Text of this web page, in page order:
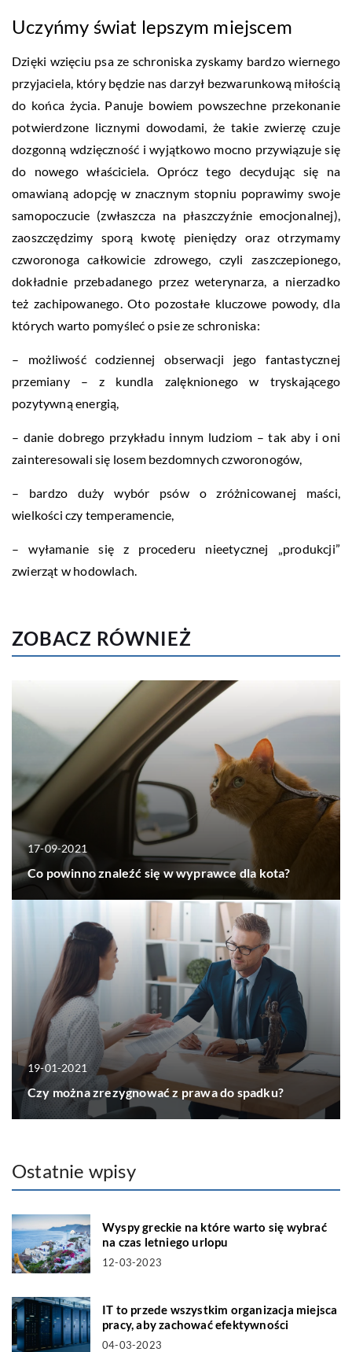
Uczyńmy świat lepszym miejscem
Dzięki wzięciu psa ze schroniska zyskamy bardzo wiernego
przyjaciela, który będzie nas darzył bezwarunkową miłością
do końca życia. Panuje bowiem powszechne przekonanie
potwierdzone licznymi dowodami, że takie zwierzę czuje
dozgonną wdzięczność i wyjątkowo mocno przywiązuje się
do nowego właściciela. Oprócz tego decydując się na
omawianą adopcję w znacznym stopniu poprawimy swoje
samopoczucie (zwłaszcza na płaszczyźnie emocjonalnej),
zaoszczędzimy sporą kwotę pieniędzy oraz otrzymamy
czworonoga całkowicie zdrowego, czyli zaszczepionego,
dokładnie przebadanego przez weterynarza, a nierzadko
też zachipowanego. Oto pozostałe kluczowe powody, dla
których warto pomyśleć o psie ze schroniska:
– możliwość codziennej obserwacji jego fantastycznej
przemiany – z kundla zalęknionego w tryskającego
pozytywną energią,
– danie dobrego przykładu innym ludziom – tak aby i oni
zainteresowali się losem bezdomnych czworonogów,
– bardzo duży wybór psów o zróżnicowanej maści,
wielkości czy temperamencie,
– wyłamanie się z procederu nieetycznej „produkcji”
zwierząt w hodowlach.
ZOBACZ RÓWNIEŻ
17-09-2021
Co powinno znaleźć się w wyprawce dla kota?
19-01-2021
Czy można zrezygnować z prawa do spadku?
Ostatnie wpisy
Wyspy greckie na które warto się wybrać
na czas letniego urlopu
12-03-2023
IT to przede wszystkim organizacja miejsca
pracy, aby zachować efektywności
04-03-2023